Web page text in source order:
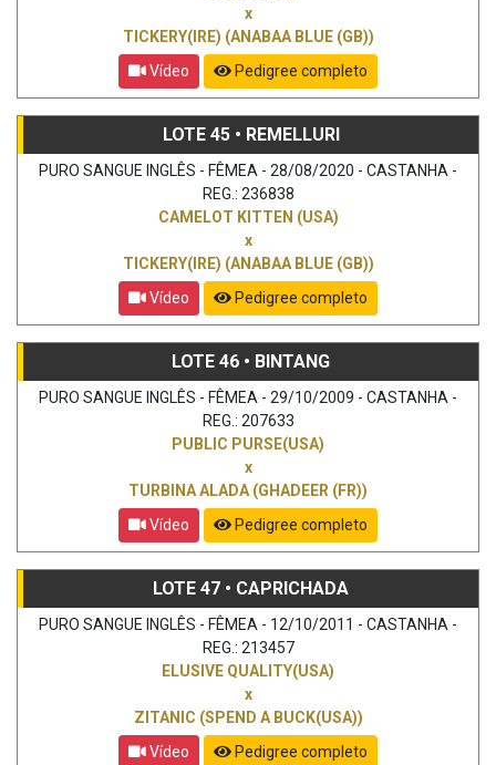
x
TICKERY(IRE) (ANABAA BLUE (GB))
Vídeo
Pedigree completo
LOTE 45 • REMELLURI
PURO SANGUE INGLÊS - FÊMEA - 28/08/2020 - CASTANHA -
REG.: 236838
CAMELOT KITTEN (USA)
x
TICKERY(IRE) (ANABAA BLUE (GB))
Vídeo
Pedigree completo
LOTE 46 • BINTANG
PURO SANGUE INGLÊS - FÊMEA - 29/10/2009 - CASTANHA -
REG.: 207633
PUBLIC PURSE(USA)
x
TURBINA ALADA (GHADEER (FR))
Vídeo
Pedigree completo
LOTE 47 • CAPRICHADA
PURO SANGUE INGLÊS - FÊMEA - 12/10/2011 - CASTANHA -
REG.: 213457
ELUSIVE QUALITY(USA)
x
ZITANIC (SPEND A BUCK(USA))
Vídeo
Pedigree completo